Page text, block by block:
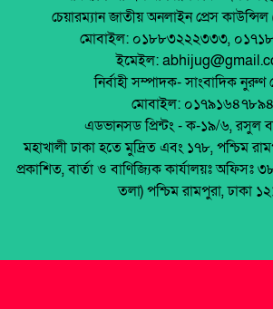
ঘটনাস্থলে একজন মারা যায়
হয়েছে উদ্ধারের কাজ চলছে
এক ভয়াবহ সড়ক দুর্ঘটনা
চলছে।
চট্টগ্রামে বাসচাপায় কলেজ
পলাশবাড়ীতে এমইপি গ্রুপের
অনুষ্ঠিত।
জুলাই সনদ বাস্তবায়ন নিয়ে
বিক্ষোভ
মালয়েশিয়ায় ইমিগ্রেশনের
২৪ অবৈধ অভিবাসী আটক
থাইল্যান্ডে রিসোর্ট থেকে ২১
চেয়ারম্যান জাতীয় অনলাইন প্রেস কাউন্সিল
মোবাইল: ০১৮৮৩২২২৩৩৩,
ইমেইল:
নির্বাহী সম্পাদক- সাংবাদিক নুরুণ
মোবাইল: ০১৭৯১৬৪৭৮৯৪
এডভানসড প্রিন্টং - ক-১৯/৬, রসুল
মহাখালী ঢাকা হতে মুদ্রিত এবং ১৭৮, পশ্চিম
প্রকাশিত, বার্তা ও বাণিজ্যিক কার্যালয়ঃ
তলা) পশ্চিম রামপুরা, ঢাকা